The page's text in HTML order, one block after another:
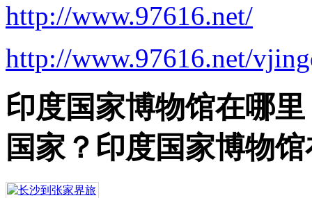
http://www.97616.net/
http://www.97616.net/
印度国家博物馆在哪
国家？印度国家博物